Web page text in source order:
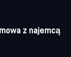
z najemcą